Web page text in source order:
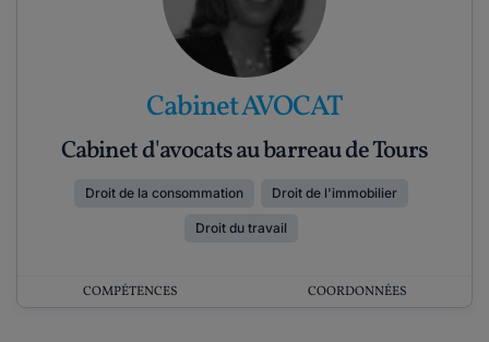
Cabinet AVOCAT
Cabinet d'avocats au barreau de Tours
Droit de la consommation Droit de l'immobilier
Droit du travail
COMPÉTENCES COORDONNÉES